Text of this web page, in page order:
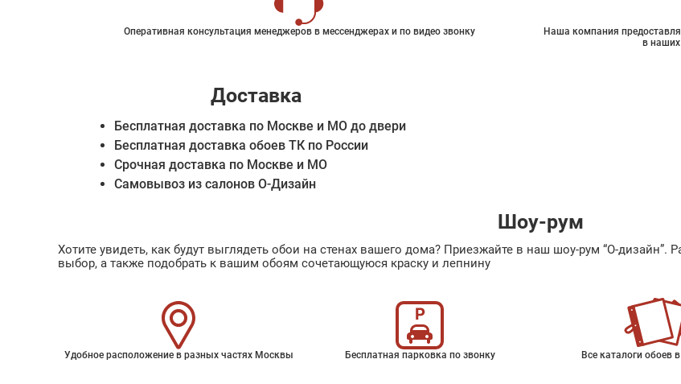
Оперативная консультация менеджеров в мессенджерах и по видео звонку
Наша компания
в
Доставка
Бесплатная доставка по Москве и МО до двери
Бесплатная доставка обоев ТК по России
Срочная доставка по Москве и МО
Самовывоз из салонов О-Дизайн
Шоу-рум
Хотите увидеть, как будут выглядеть обои на стенах вашего дома? Приезжайте в наш шоу-рум “О-
выбор, а также подобрать к вашим обоям сочетающуюся краску и лепнину
Удобное расположение в разных частях Москвы Бесплатная парковка по звонку Все каталоги обоев